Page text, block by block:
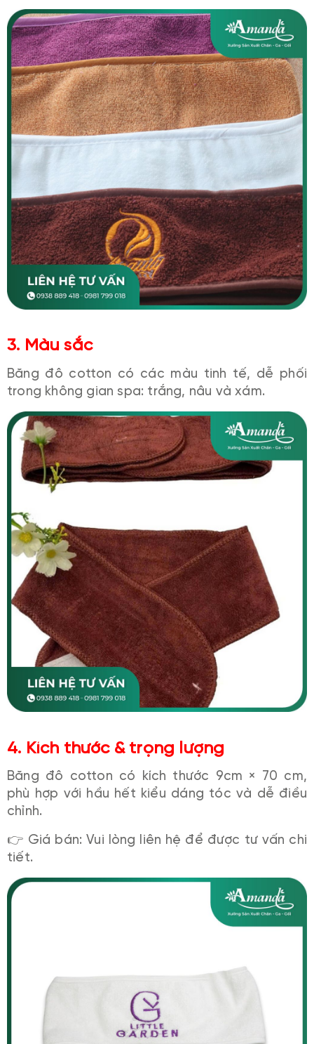
3. Màu sắc
Băng đô cotton có các màu tinh tế, dễ phối
trong không gian spa: trắng, nâu và xám.
4. Kích thước & trọng lượng
Băng đô cotton có kích thước 9cm × 70 cm,
phù hợp với hầu hết kiểu dáng tóc và dễ điều
chỉnh.
👉 Giá bán: Vui lòng liên hệ để được tư vấn chi
tiết.